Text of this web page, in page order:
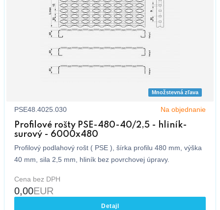
Množstevná zľava
PSE48.4025.030 Na objednanie
Profilové rošty PSE-480-40/2,5 - hliník-
surový - 6000x480
Profilový podlahový rošt ( PSE ), šírka profilu 480 mm, výška
40 mm, sila 2,5 mm, hliník bez povrchovej úpravy.
Cena bez DPH
0,00EUR
Detajl